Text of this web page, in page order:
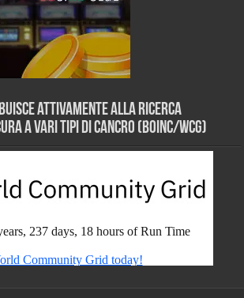
attivamente alla ricerca
a vari tipi di Cancro (BOINC/WCG)